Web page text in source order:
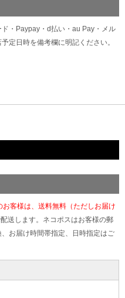
・Paypay・d払い・au Pay・メル
定日時を備考欄に明記ください。
客様は、送料無料（ただしお届け
送します。ネコポスはお客様の郵
お届け時間帯指定、日時指定はご